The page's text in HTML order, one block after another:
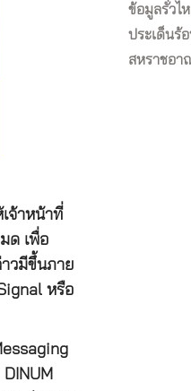
จ้าหน้าที่
ด เพื่อ
วมีขึ้นภาย
หรือ
ข้อมูลรั่วไ
ประเด็นร้
สหราชอา